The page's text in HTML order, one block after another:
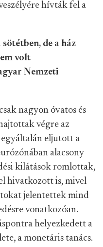
hívták fel a
de a ház
volt
Nemzeti
nagyon óvatos és
végre az
eljutott a
alacsony
kilátások romlottak,
hivatkozott is, mivel
jelentettek mind
vonatkozóan.
helyezkedett a
a monetáris tanács.